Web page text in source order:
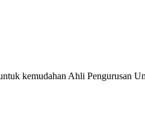
kemudahan Ahli Pengurusan